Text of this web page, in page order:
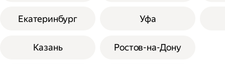
Екатеринбург
Казань
Уфа
Ростов-на-Дону